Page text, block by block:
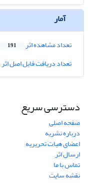
آمار
تعداد مشاهده اثر 191
تعداد دریافت فایل اصل اثر
دسترسی سریع
صفحه اصلی
درباره نشریه
اعضای هیات تحریریه
ارسال اثر
تماس با ما
نقشه سایت